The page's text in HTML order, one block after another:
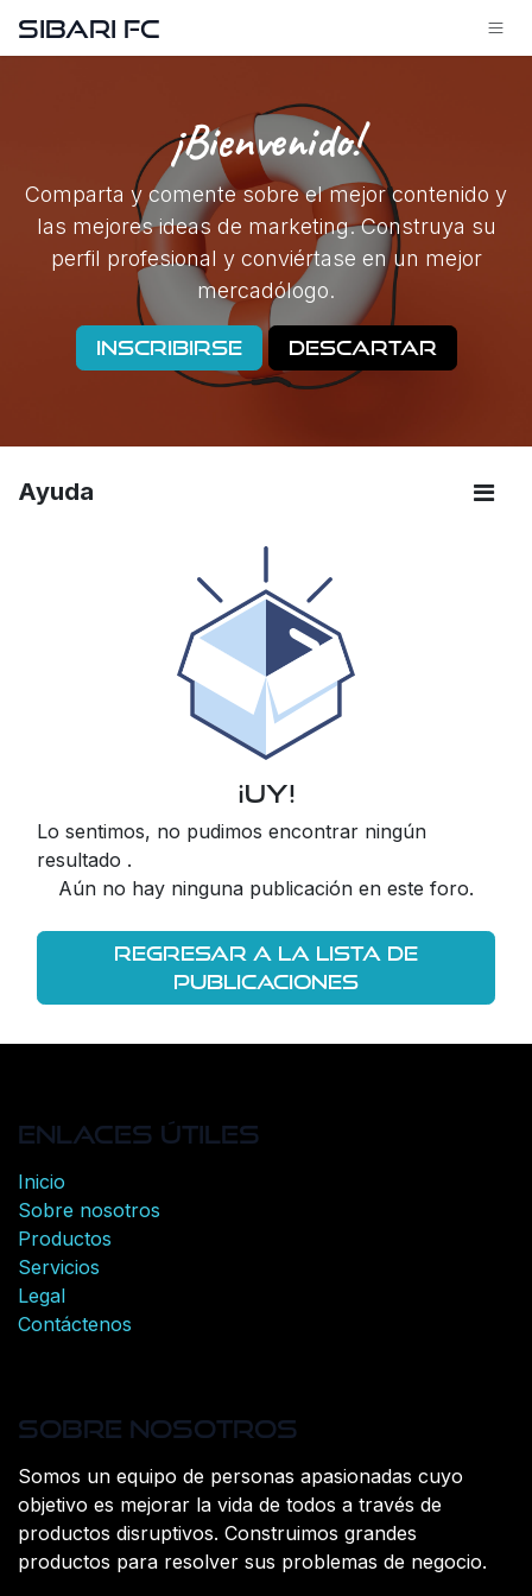
SIBARI FC
¡Bienvenido!
Comparta y comente sobre el mejor contenido y
las mejores ideas de marketing. Construya su
perfil profesional y conviértase en un mejor
mercadólogo.
Inscribirse Descartar
Ayuda
¡Uy!
Lo sentimos, no pudimos encontrar ningún
resultado .
Aún no hay ninguna publicación en este foro.
Regresar a la lista de
publicaciones
Enlaces útiles
Inicio
Sobre nosotros
Productos
Servicios
Legal
Contáctenos
Sobre nosotros
Somos un equipo de personas apasionadas cuyo
objetivo es mejorar la vida de todos a través de
productos disruptivos. Construimos grandes
productos para resolver sus problemas de negocio.